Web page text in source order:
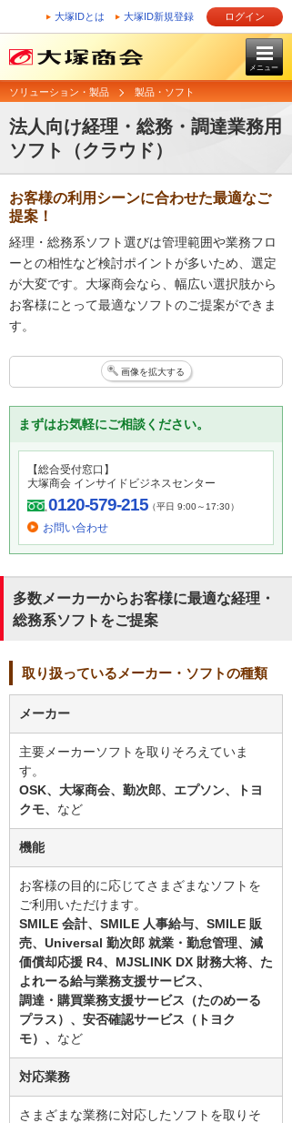
大塚IDとは 大塚ID新規登録 ログイン
メニュー
ソリューション・製品 製品・ソフト
法人向け経理・総務・調達業務用
ソフト（クラウド）
お客様の利用シーンに合わせた最適なご
提案！
経理・総務系ソフト選びは管理範囲や業務フロ
ーとの相性など検討ポイントが多いため、選定
が大変です。大塚商会なら、幅広い選択肢から
お客様にとって最適なソフトのご提案ができま
す。
画像を拡大する
まずはお気軽にご相談ください。
【総合受付窓口】
大塚商会 インサイドビジネスセンター
0120-579-215（平日 9:00～17:30）
お問い合わせ
多数メーカーからお客様に最適な経理・
総務系ソフトをご提案
取り扱っているメーカー・ソフトの種類
メーカー
主要メーカーソフトを取りそろえていま
す。
OSK、大塚商会、勤次郎、エプソン、トヨ
クモ、 など
機能
お客様の目的に応じてさまざまなソフトを
ご利用いただけます。
SMILE 会計、SMILE 人事給与、SMILE 販
売、Universal 勤次郎 就業・勤怠管理、減
価償却応援 R4、MJSLINK DX 財務大将、た
よれーる給与業務支援サービス、
調達・購買業務支援サービス（たのめーる
プラス）、安否確認サービス（トヨク
モ）、 など
対応業務
さまざまな業務に対応したソフトを取りそ